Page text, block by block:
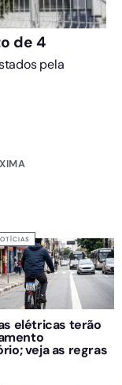
de 4
pela
elétricas terão
veja as regras